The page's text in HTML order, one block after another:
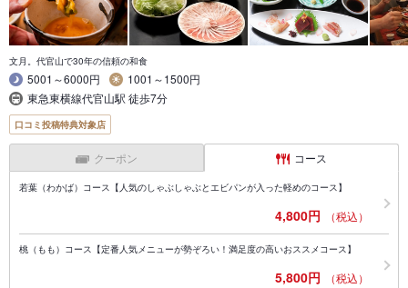
文月。代官山で30年の信頼の和食
5001～6000円
1001～1500円
東急東横線代官山駅 徒歩7分
口コミ投稿特典対象店
クーポン コース
若葉（わかば）コース【人気のしゃぶしゃぶとエビパンが入った軽めのコース】
4,800円 （税込）
桃（もも）コース【定番人気メニューが勢ぞろい！満足度の高いおススメコース】
5,800円 （税込）